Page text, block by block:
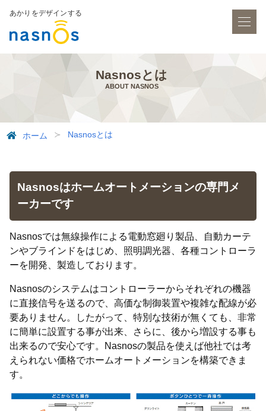
あかりをデザインする
Nasnosとは
ABOUT NASNOS
ホーム Nasnosとは
Nasnosはホームオートメーションの専門メ
ーカーです
Nasnosでは無線操作による電動窓廻り製品、自動カーテ
ンやブラインドをはじめ、照明調光器、各種コントローラ
ーを開発、製造しております。
Nasnosのシステムはコントローラーからそれぞれの機器
に直接信号を送るので、高価な制御装置や複雑な配線が必
要ありません。したがって、特別な技術が無くても、非常
に簡単に設置する事が出来、さらに、後から増設する事も
出来るので安心です。Nasnosの製品を使えば他社では考
えられない価格でホームオートメーションを構築できま
す。